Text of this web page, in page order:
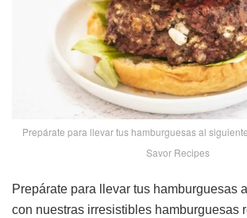
Prepárate para llevar tus hamburguesas al
Savor Recipes
Prepárate para llevar tus hamburguesas
con nuestras irresistibles hamburguesas